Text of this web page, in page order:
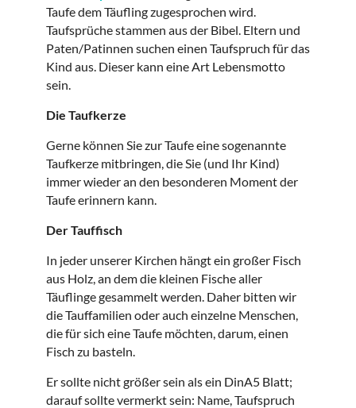
Taufe dem Täufling zugesprochen wird.
Taufsprüche stammen aus der Bibel. Eltern und
Paten/Patinnen suchen einen Taufspruch für das
Kind aus. Dieser kann eine Art Lebensmotto
sein.
Die Taufkerze
Gerne können Sie zur Taufe eine sogenannte
Taufkerze mitbringen, die Sie (und Ihr Kind)
immer wieder an den besonderen Moment der
Taufe erinnern kann.
Der Tauffisch
In jeder unserer Kirchen hängt ein großer Fisch
aus Holz, an dem die kleinen Fische aller
Täuflinge gesammelt werden. Daher bitten wir
die Tauffamilien oder auch einzelne Menschen,
die für sich eine Taufe möchten, darum, einen
Fisch zu basteln.
Er sollte nicht größer sein als ein DinA5 Blatt;
darauf sollte vermerkt sein: Name, Taufspruch